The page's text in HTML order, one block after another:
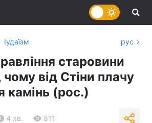
Іудаїзм рус
старовини
чому від Стіни плачу
камінь (рос.)
4 хв. 811